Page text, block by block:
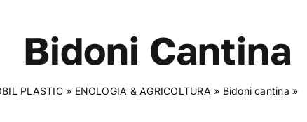
Bidoni Cantina
PLASTIC» ENOLOGIA & AGRICOLTURA » Bidoni cantina »